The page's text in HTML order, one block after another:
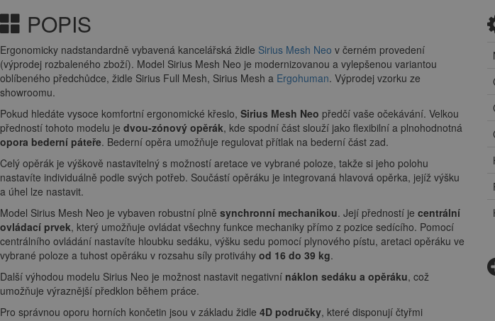
POPIS
Ergonomicky nadstandardně vybavená kancelářská židle Sirius Mesh Neo v černém provedení
(výprodej rozbaleného zboží). Model Sirius Mesh Neo je modernizovanou a vylepšenou variantou
oblíbeného předchůdce, židle Sirius Full Mesh, Sirius Mesh a Ergohuman. Výprodej vzorku ze
showroomu.
Pokud hledáte vysoce komfortní ergonomické křeslo, Sirius Mesh Neo předčí vaše očekávání. Velkou
předností tohoto modelu je dvou-zónový opěrák, kde spodní část slouží jako flexibilní a plnohodnotná
opora bederní páteře. Bederní opěra umožňuje regulovat přítlak na bederní část zad.
Celý opěrák je výškově nastavitelný s možností aretace ve vybrané poloze, takže si jeho polohu
nastavíte individuálně podle svých potřeb. Součástí opěráku je integrovaná hlavová opěrka, jejíž výšku
a úhel lze nastavit.
Model Sirius Mesh Neo je vybaven robustní plně synchronní mechanikou. Její předností je centrální
ovládací prvek, který umožňuje ovládat všechny funkce mechaniky přímo z pozice sedícího. Pomocí
centrálního ovládání nastavíte hloubku sedáku, výšku sedu pomocí plynového pístu, aretaci opěráku ve
vybrané poloze a tuhost opěráku v rozsahu síly protiváhy od 16 do 39 kg.
Další výhodou modelu Sirius Neo je možnost nastavit negativní náklon sedáku a opěráku, což
umožňuje výraznější předklon během práce.
Pro správnou oporu horních končetin jsou v základu židle 4D područky, které disponují čtyřmi